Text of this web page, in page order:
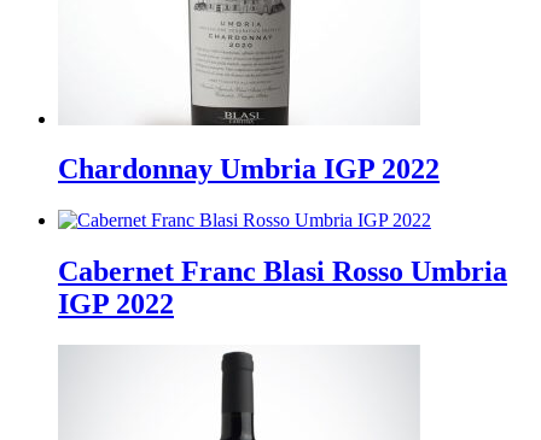
Chardonnay Umbria IGP 2022
Cabernet Franc Blasi Rosso Umbria
IGP 2022